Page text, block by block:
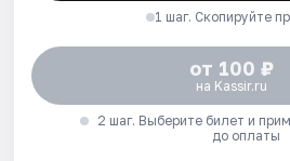
1 шаг. Скопируйте
от 100 ₽
на Kassir.ru
2 шаг. Выберите билет и
до оплаты